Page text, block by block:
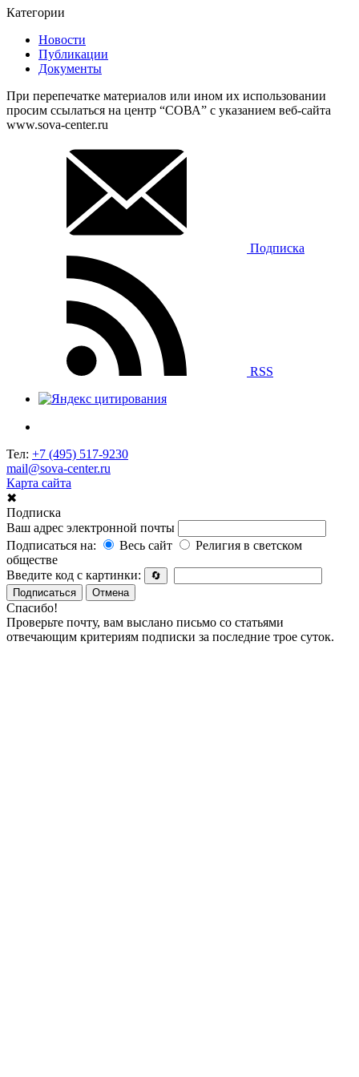
Категории
Новости
Публикации
Документы
При перепечатке материалов или ином их использовании
просим ссылаться на центр “СОВА” с указанием веб-сайта
www.sova-center.ru
Подписка
RSS
Тел: +7 (495) 517-9230
mail@sova-center.ru
Карта сайта
✖
Подписка
Ваш адрес электронной почты
Подписаться на:
Весь сайт
Религия в светском
обществе
Введите код с картинки:
🔄
Подписаться
Отмена
Спасибо!
Проверьте почту, вам выслано письмо со статьями
отвечающим критериям подписки за последние трое суток.